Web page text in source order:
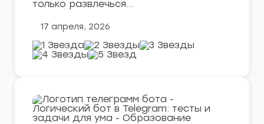
только развлечься…
17 апреля, 2026